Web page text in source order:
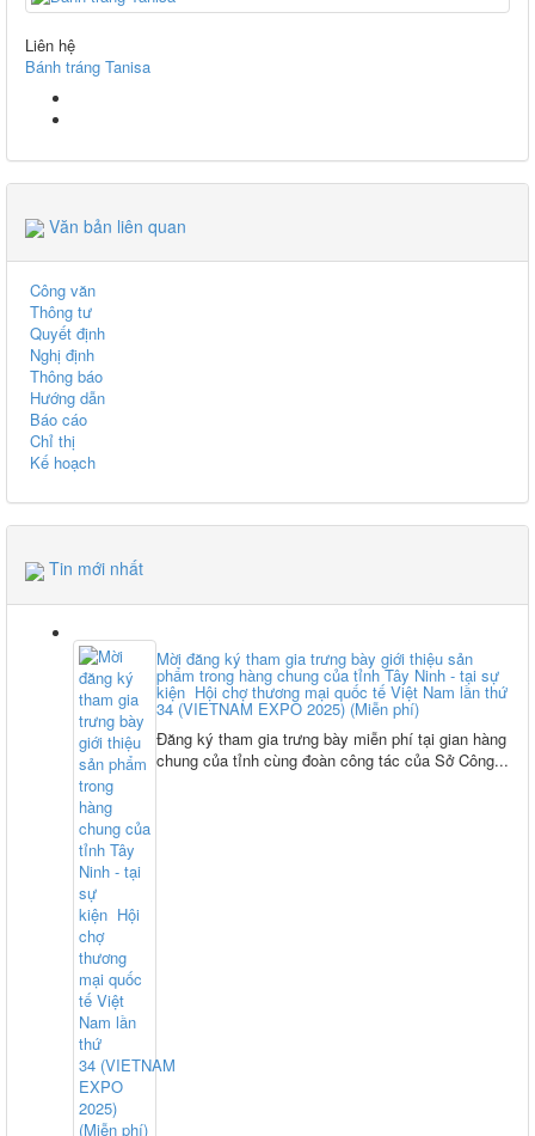
Liên hệ
Bánh tráng Tanisa
Văn bản liên quan
Công văn
Thông tư
Quyết định
Nghị định
Thông báo
Hướng dẫn
Báo cáo
Chỉ thị
Kế hoạch
Tin mới nhất
Mời đăng ký tham gia trưng bày giới thiệu sản
phẩm trong hàng chung của tỉnh Tây Ninh - tại sự
kiện Hội chợ thương mại quốc tế Việt Nam lần thứ
34 (VIETNAM EXPO 2025) (Miễn phí)
Đăng ký tham gia trưng bày miễn phí tại gian hàng
chung của tỉnh cùng đoàn công tác của Sở Công...